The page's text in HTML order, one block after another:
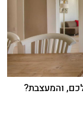
והמעצבת?